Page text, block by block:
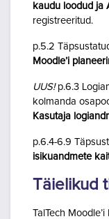
kaudu loodud ja
registreeritud.
p.5.2
Moodle’i
UUS!p.6.3
kolmanda
Kasutaja
p.6.4-6.9
isikuandmete
Täielikud
TalTech